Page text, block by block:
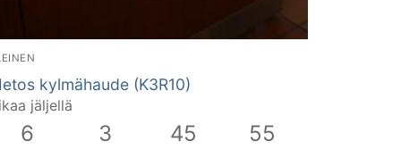
kylmähaude (K3R10)
jäljellä
6 3 45 54